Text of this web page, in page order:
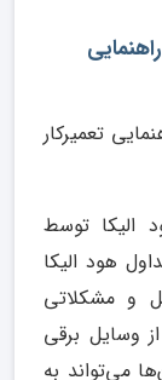
تعمیرکار
الیکا توسط
هود الیکا
و مشکلاتی
وسایل برقی
می‌تواند به